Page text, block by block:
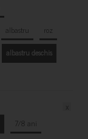
albastru
roz
albastru deschis
7/8 ani